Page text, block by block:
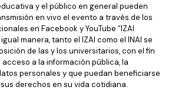
y el público en general pueden
en vivo el evento a través de los
en Facebook y YouTube “IZAI
manera, tanto el IZAI como el INAI se
de las y los universitarios, con el fin
a la información pública, la
personales y que puedan beneficiarse
derechos en su vida cotidiana.